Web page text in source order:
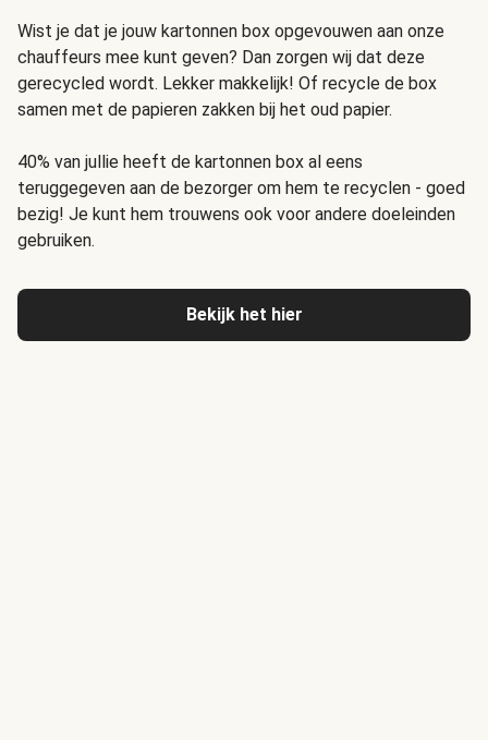
Wist je dat je jouw kartonnen box opgevouwen aan onze
chauffeurs mee kunt geven? Dan zorgen wij dat deze
gerecycled wordt. Lekker makkelijk! Of recycle de box
samen met de papieren zakken bij het oud papier.
40% van jullie heeft de kartonnen box al eens
teruggegeven aan de bezorger om hem te recyclen - goed
bezig! Je kunt hem trouwens ook voor andere doeleinden
gebruiken.
Bekijk het hier